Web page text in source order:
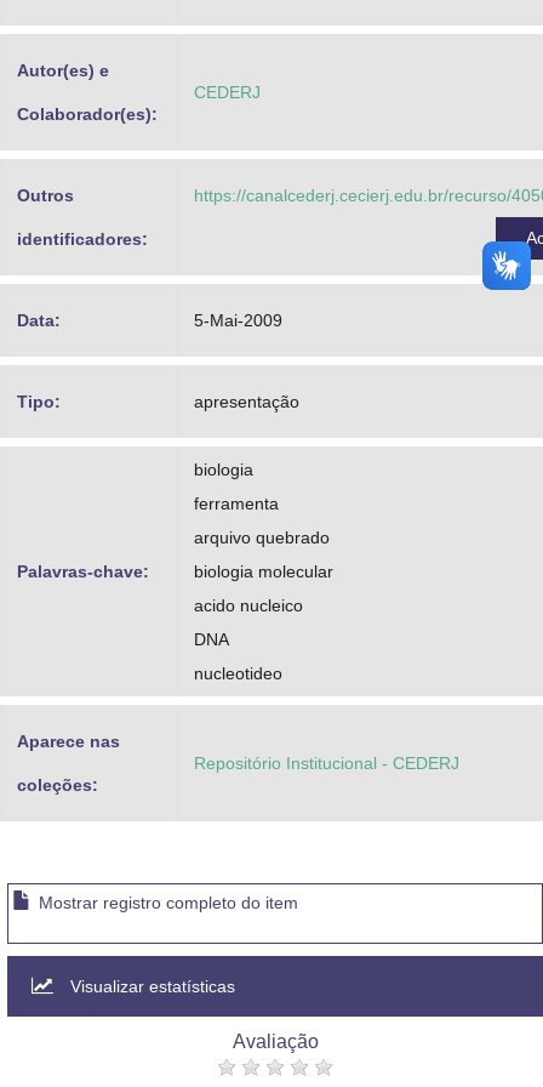
Advocacia-Geral da União
Banco Central do Brasil
Autor(es) e
Colaborador(es):
CEDERJ
Outros
identificadores:
https://canalcederj.cecierj.edu.br/recurso/
Data: 5-Mai-2009
Tipo: apresentação
Palavras-chave:
biologia
ferramenta
arquivo quebrado
biologia molecular
acido nucleico
DNA
nucleotideo
Aparece nas
coleções:
Repositório Institucional - CEDERJ
Mostrar registro completo do item
Visualizar estatísticas
Avaliação